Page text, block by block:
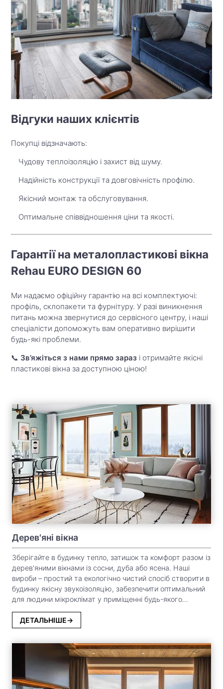
Відгуки наших клієнтів
Покупці відзначають:
Чудову теплоізоляцію і захист від шуму.
Надійність конструкції та довговічність профілю.
Якісний монтаж та обслуговування.
Оптимальне співвідношення ціни та якості.
Гарантії на металопластикові вікна
Rehau EURO DESIGN 60
Ми надаємо офіційну гарантію на всі комплектуючі:
профіль, склопакети та фурнітуру. У разі виникнення
питань можна звернутися до сервісного центру, і наші
спеціалісти допоможуть вам оперативно вирішити
будь-які проблеми.
📞 Зв’яжіться з нами прямо зараз і отримайте якісні
пластикові вікна за доступною ціною!
Дерев'яні вікна
Зберігайте в будинку тепло, затишок та комфорт разом із
дерев'яними вікнами із сосни, дуба або ясена. Наші
вироби – простий та екологічно чистий спосіб створити в
будинку якісну звукоізоляцію, забезпечити оптимальний
для людини мікроклімат у приміщенні будь-якого
захищає від гниття деревини, значно продовжує термін
експлуатації дерев'яних вікон.
ДЕТАЛЬНІШЕ